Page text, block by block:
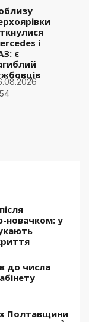
новачком: у
до числа
Полтавщини
і
є